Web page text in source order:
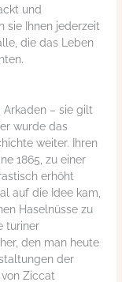
und
sie Ihnen jederzeit
die das Leben
– sie gilt
wurde das
weiter. Ihren
1865, zu einer
erhöht
auf die Idee kam,
Haselnüsse zu
turiner
den man heute
der
Ziccat